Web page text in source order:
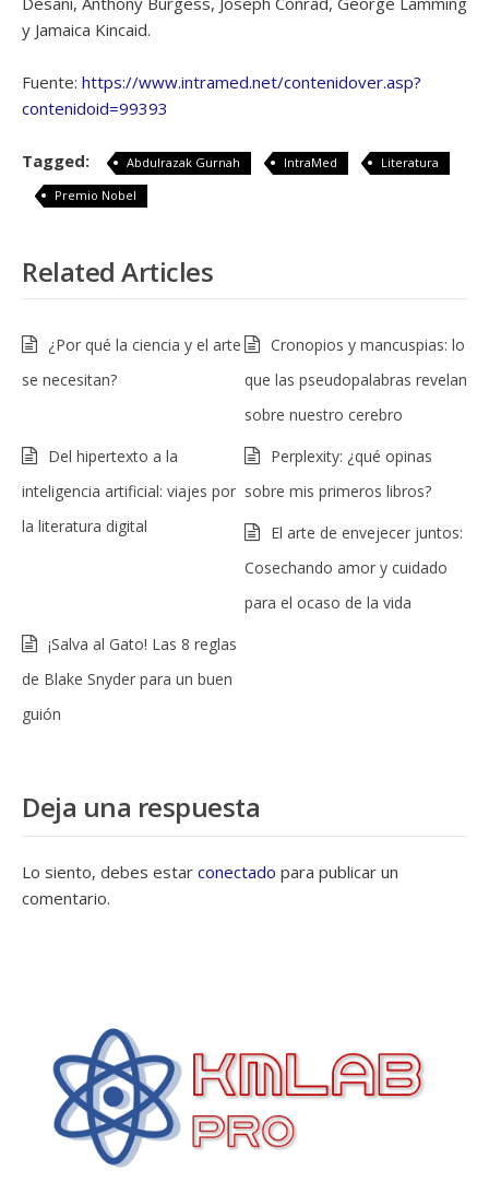
y Jamaica Kincaid.
Fuente: https://www.intramed.net/contenidover.asp?
contenidoid=99393
Tagged: Abdulrazak Gurnah IntraMed
Literatura
Premio Nobel
Related Articles
¿Por qué la ciencia y el arte
se necesitan?
Cronopios y mancuspias: lo
que las pseudopalabras revelan
sobre nuestro cerebro
Del hipertexto a la
inteligencia artificial: viajes por
la literatura digital
Perplexity: ¿qué opinas
sobre mis primeros libros?
El arte de envejecer juntos:
Cosechando amor y cuidado
para el ocaso de la vida
¡Salva al Gato! Las 8 reglas
de Blake Snyder para un buen
guión
Deja una respuesta
Lo siento, debes estar conectado para publicar un
comentario.